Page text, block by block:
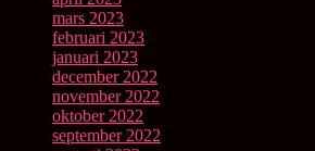
mars 2023
februari 2023
januari 2023
december 2022
november 2022
oktober 2022
september 2022